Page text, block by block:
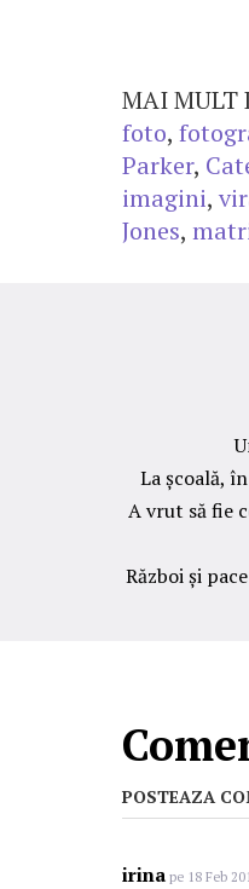
MAI MULT
foto,
Parker,
imagini,
Jones,
La școală,
A vrut să fie
Război și
POSTEAZA
irina pe 18 Feb